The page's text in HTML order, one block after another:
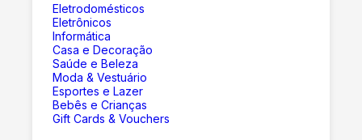
Eletrodomésticos
Eletrônicos
Informática
Casa e Decoração
Saúde e Beleza
Moda & Vestuário
Esportes e Lazer
Bebês e Crianças
Gift Cards & Vouchers